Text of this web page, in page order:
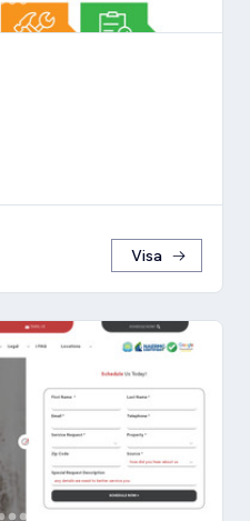
Visa